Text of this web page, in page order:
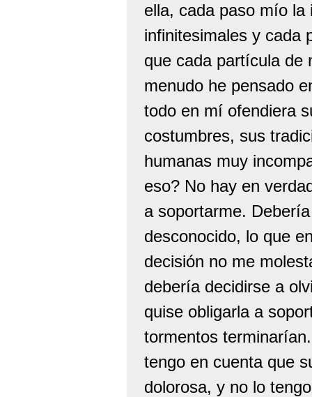
ella, cada paso mío
infinitesimales y cada
que cada partícula de
menudo he pensado
todo en mí ofendiera
costumbres, sus
humanas muy
eso? No hay en
a soportarme.
desconocido, lo que
decisión no me
debería decidirse a
quise obligarla a
tormentos
tengo en cuenta que
dolorosa, y no lo